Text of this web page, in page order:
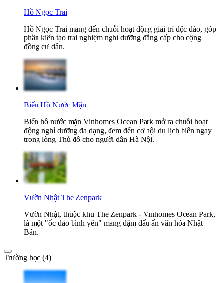
Hồ Ngọc Trai
Hồ Ngọc Trai mang đến chuỗi hoạt động giải trí độc đáo, góp
phần kiến tạo trải nghiệm nghỉ dưỡng đẳng cấp cho cộng
đồng cư dân.
Biển Hồ Nước Mặn
Biển hồ nước mặn Vinhomes Ocean Park mở ra chuỗi hoạt
động nghỉ dưỡng đa dạng, đem đến cơ hội du lịch biển ngay
trong lòng Thủ đô cho người dân Hà Nội.
Vườn Nhật The Zenpark
Vườn Nhật, thuộc khu The Zenpark - Vinhomes Ocean Park,
là một "ốc đảo bình yên" mang đậm dấu ấn văn hóa Nhật
Bản.
Trường học (4)